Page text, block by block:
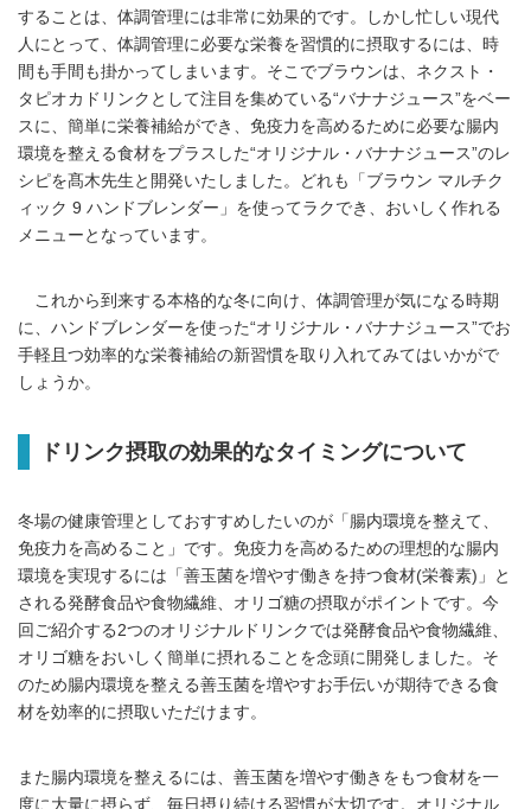
することは、体調管理には非常に効果的です。しかし忙しい現代
人にとって、体調管理に必要な栄養を習慣的に摂取するには、時
間も手間も掛かってしまいます。そこでブラウンは、ネクスト・
タピオカドリンクとして注目を集めている“バナナジュース”をベー
スに、簡単に栄養補給ができ、免疫力を高めるために必要な腸内
環境を整える食材をプラスした“オリジナル・バナナジュース”のレ
シピを髙木先生と開発いたしました。どれも「ブラウン マルチク
ィック 9 ハンドブレンダー」を使ってラクでき、おいしく作れる
メニューとなっています。
これから到来する本格的な冬に向け、体調管理が気になる時期
に、ハンドブレンダーを使った“オリジナル・バナナジュース”でお
手軽且つ効率的な栄養補給の新習慣を取り入れてみてはいかがで
しょうか。
ドリンク摂取の効果的なタイミングについて
冬場の健康管理としておすすめしたいのが「腸内環境を整えて、
免疫力を高めること」です。免疫力を高めるための理想的な腸内
環境を実現するには「善玉菌を増やす働きを持つ食材(栄養素)」と
される発酵食品や食物繊維、オリゴ糖の摂取がポイントです。今
回ご紹介する2つのオリジナルドリンクでは発酵食品や食物繊維、
オリゴ糖をおいしく簡単に摂れることを念頭に開発しました。そ
のため腸内環境を整える善玉菌を増やすお手伝いが期待できる食
材を効率的に摂取いただけます。
また腸内環境を整えるには、善玉菌を増やす働きをもつ食材を一
度に大量に摂らず、毎日摂り続ける習慣が大切です。オリジナル